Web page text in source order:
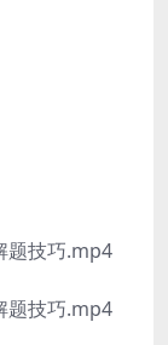
题技巧.mp4
题技巧.mp4